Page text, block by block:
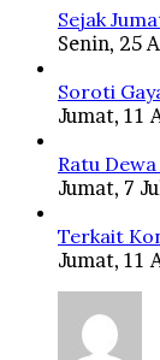
Sejak
Senin, 25
Soroti
Jumat, 11
Ratu
Jumat, 7
Terkait
Jumat, 11